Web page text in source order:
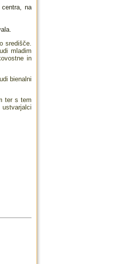
na
središče.
mladim
in
bienalni
ter s tem
ustvarjalci